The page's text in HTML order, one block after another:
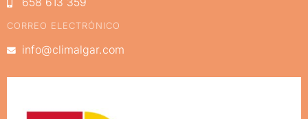
CORREO ELECTRÓNICO
info@climalgar.com